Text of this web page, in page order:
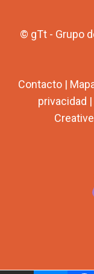
© gTt - Grupo
Contacto |
privacidad |